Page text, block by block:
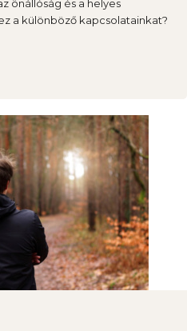
önállóság és a helyes
a különböző kapcsolatainkat?